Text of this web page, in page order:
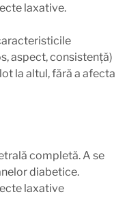
laxative.
aspect, consistență)
la altul, fără a afecta
completă. A se
diabetice.
laxative